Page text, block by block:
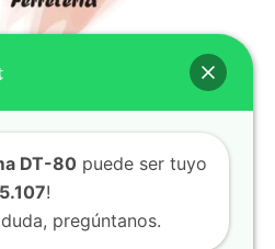
099 466 212
099 466 212
Facebook
DT-80 puede ser tuyo
!
pregúntanos.